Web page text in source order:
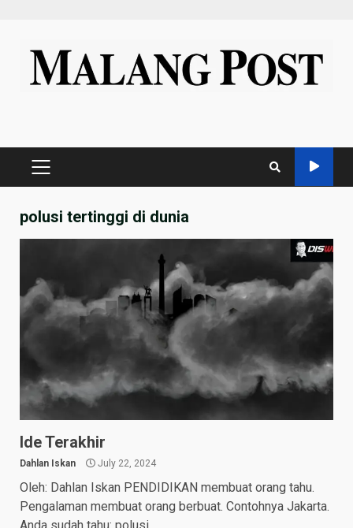
content
PRIMARY
polusi tertinggi di dunia
Ide Terakhir
Dahlan Iskan July 22, 2024
Oleh: Dahlan Iskan PENDIDIKAN membuat orang tahu.
Pengalaman membuat orang berbuat. Contohnya Jakarta.